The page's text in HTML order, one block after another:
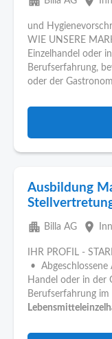
und
WIE UNSERE
Einzelhandel oder
Berufserfahrung,
oder der
Ausbildung
apartment Billa AG place
IHR PROFIL -
• Abgeschlossene
Handel oder in der
Berufserfahrung